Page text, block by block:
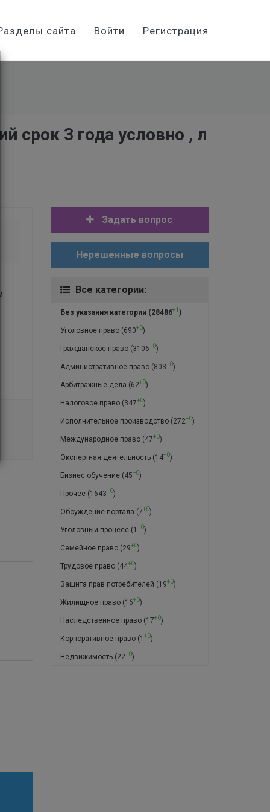
сайта Войти Регистрация
срок 3 года условно , л
Задать вопрос
Нерешенные вопросы
Все категории:
Без указания категории(28486+1 )
Уголовное право(690+0)
Гражданское право(3106+0)
Административное право(803+0)
Арбитражные дела (62+0)
Налоговое право(347+0)
Исполнительное производство(272+0)
Международное право(47+0)
Экспертная деятельность(14+0)
Бизнес обучение(45+0)
Прочее(1643+0)
Обсуждение портала (7+0)
Уголовный процесс (1 +0)
Семейное право(29+0)
Трудовое право(44+0)
Защита прав потребителей (19+0)
Жилищное право(16+0)
Наследственное право(17+0)
Корпоративное право(1 +0)
Недвижимость(22+0)